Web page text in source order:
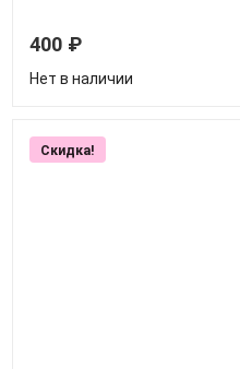
400 ₽
Нет в наличии
Скидка!